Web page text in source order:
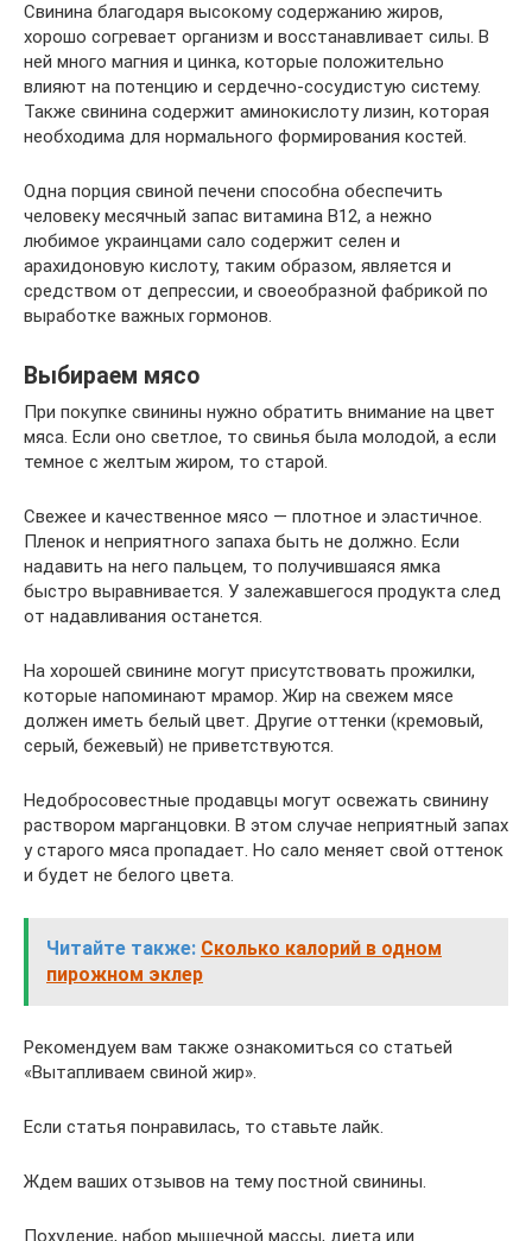
Свинина благодаря высокому содержанию жиров,
хорошо согревает организм и восстанавливает силы. В
ней много магния и цинка, которые положительно
влияют на потенцию и сердечно-сосудистую систему.
Также свинина содержит аминокислоту лизин, которая
необходима для нормального формирования костей.
Одна порция свиной печени способна обеспечить
человеку месячный запас витамина В12, а нежно
любимое украинцами сало содержит селен и
арахидоновую кислоту, таким образом, является и
средством от депрессии, и своеобразной фабрикой по
выработке важных гормонов.
Выбираем мясо
При покупке свинины нужно обратить внимание на цвет
мяса. Если оно светлое, то свинья была молодой, а если
темное с желтым жиром, то старой.
Свежее и качественное мясо — плотное и эластичное.
Пленок и неприятного запаха быть не должно. Если
надавить на него пальцем, то получившаяся ямка
быстро выравнивается. У залежавшегося продукта след
от надавливания останется.
На хорошей свинине могут присутствовать прожилки,
которые напоминают мрамор. Жир на свежем мясе
должен иметь белый цвет. Другие оттенки (кремовый,
серый, бежевый) не приветствуются.
Недобросовестные продавцы могут освежать свинину
раствором марганцовки. В этом случае неприятный запах
у старого мяса пропадает. Но сало меняет свой оттенок
и будет не белого цвета.
Читайте также: Сколько калорий в одном
пирожном эклер
Рекомендуем вам также ознакомиться со статьей
«Вытапливаем свиной жир».
Если статья понравилась, то ставьте лайк.
Ждем ваших отзывов на тему постной свинины.
Похудение, набор мышечной массы, диета или